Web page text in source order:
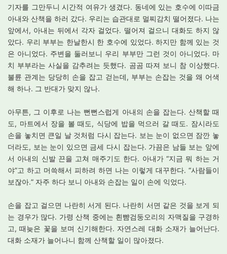
기자를 그만두니 시간적 여유가 생겼다. 동네에 있는 호수에 이따금
아내와 산책을 하러 갔다. 우리는 습관대로 멀찌감치 떨어졌다. 나는
앞에서, 아내는 뒤에서 각자 걸었다. 떨어져 걸으니 대화도 하지 않
았다. 우리 부부는 한날한시 한 호수에 있었다. 하지만 함께 있는 것
은 아니었다. 주변을 둘러보니 우리 부부만 그런 것이 아니었다. 마
치 부부라는 사실을 감추려는 듯했다. 곰곰 따져 보니 참 이상했다.
불륜 관계는 당당히 손을 잡고 걷는데, 부부는 손잡는 것을 왜 어색
해 하나. 그 반대가 맞지 않나.
아무튼, 그 이후로 나는 뻔뻔스럽게 아내의 손을 잡는다. 산책할 때
도, 마트에서 장을 볼 때도, 식당에 밥을 먹으러 갈 때도. 잠시라도
손을 놓치면 큰일 날 것처럼 다시 잡는다. 보는 눈이 없으면 잠깐 놓
더라도, 보는 눈이 있으면 금세 다시 잡는다. 가끔은 남들 보는 앞에
서 아내의 신발 끈을 고쳐 매주기도 한다. 아내가 “지금 뭐 하는 거
야”고 하고 머쓱해서 피하려 하면 나는 이렇게 대꾸한다. “사람들이
보잖아.” 자주 하다 보니 아내와 손잡는 일이 손에 익었다.
손을 잡고 걸으면 나란히 서게 된다. 나란히 서면 같은 것을 보게 되
는 경우가 많다. 가령 산책 중에는 흰뺨검둥오리의 자맥질을 구경하
고, 때늦은 꽃을 보며 신기해한다. 자연스레 대화 소재가 늘어난다.
대화 소재가 늘어나니 함께 산책할 일이 많아졌다.